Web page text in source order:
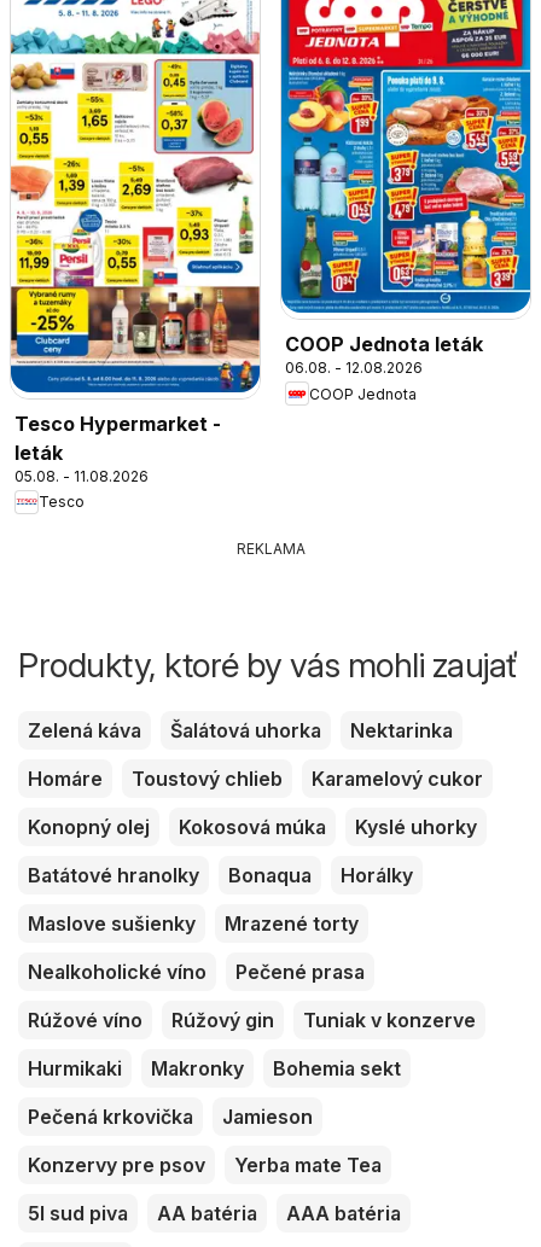
Tesco Hypermarket -
leták
05.08. - 11.08.2026
Tesco
COOP Jednota leták
06.08. - 12.08.2026
COOP Jednota
REKLAMA
Produkty, ktoré by vás mohli zaujať
Zelená káva Šalátová uhorka
Nektarinka
Homáre
Toustový chlieb
Karamelový cukor
Konopný olej
Kokosová múka
Kyslé uhorky
Batátové hranolky
Bonaqua
Horálky
Maslove sušienky
Mrazené torty
Nealkoholické víno
Pečené prasa
Rúžové víno
Rúžový gin
Tuniak v konzerve
Hurmikaki
Makronky
Bohemia sekt
Pečená krkovička
Jamieson
Konzervy pre psov
Yerba mate Tea
5l sud piva
AA batéria
AAA batéria